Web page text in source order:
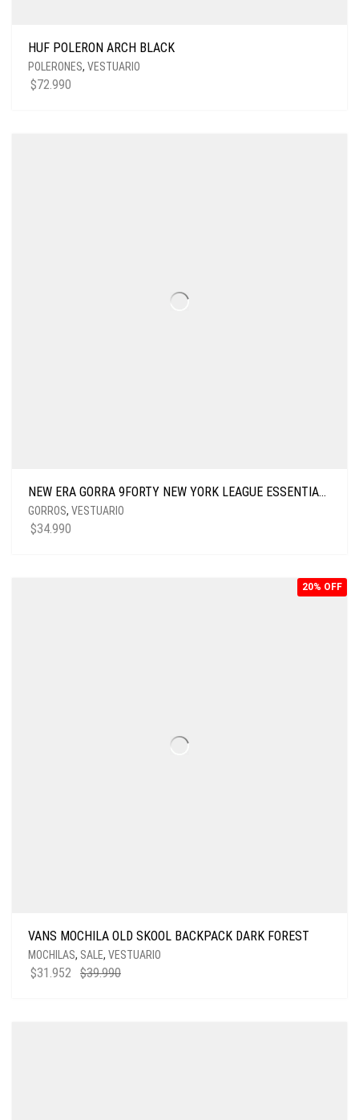
HUF POLERON ARCH BLACK
POLERONES, VESTUARIO
$72.990
NEW ERA GORRA 9FORTY NEW YORK LEAGUE ESSENTIALS TAN
GORROS, VESTUARIO
$34.990
20% OFF
VANS MOCHILA OLD SKOOL BACKPACK DARK FOREST
MOCHILAS, SALE, VESTUARIO
$39.990
$31.952